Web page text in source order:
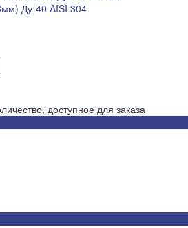
Ду-40 AISI 304
доступное для заказа